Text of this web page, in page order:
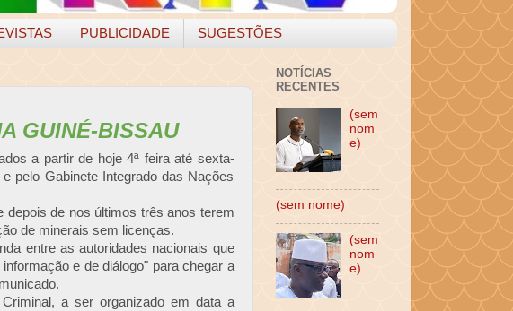
PUBLICIDADE SUGESTÕES
GUINÉ-BISSAU
a partir de hoje 4ª feira até sexta-
pelo Gabinete Integrado das Nações
depois de nos últimos três anos terem
de minerais sem licenças.
entre as autoridades nacionais que
e de diálogo" para chegar a
a ser organizado em data a
NOTÍCIAS
RECENTES
(sem
nom
e)
(sem nome)
(sem
nom
e)